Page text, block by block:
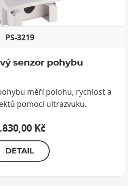
PS-3219
senzor pohybu
měří polohu, rychlost a
pomocí ultrazvuku.
Kč
DETAIL